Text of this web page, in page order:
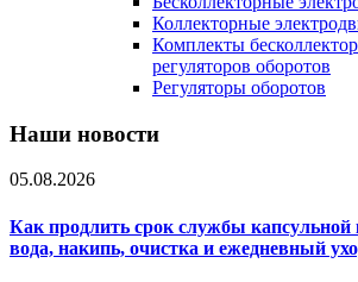
Коллекторные
Комплекты
регуляторов оборотов
Регуляторы оборотов
Наши новости
05.08.2026
Как продлить срок службы
вода, накипь, очистка и ежедневный